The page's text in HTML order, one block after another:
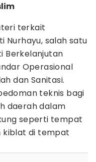
terkait
Nurhayu, salah satu
Berkelanjutan
Operasional
dan Sanitasi.
teknis bagi
daerah dalam
seperti tempat
kiblat di tempat